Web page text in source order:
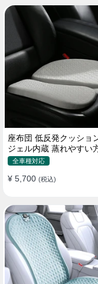
座布団 低反発クッショ
ジェル内蔵 蒸れやすい方にお
勧め おしり 熱い
全車種対応
¥ 5,700 (税込)